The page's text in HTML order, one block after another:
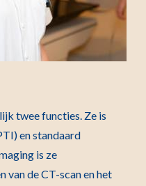
twee functies. Ze is
en standaard
is ze
de CT-scan en het